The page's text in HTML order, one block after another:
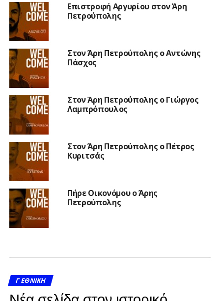
Επιστροφή Αργυρίου στον Άρη
Πετρούπολης
Στον Άρη Πετρούπολης ο Αντώνης
Πάσχος
Στον Άρη Πετρούπολης ο Γιώργος
Λαμπρόπουλος
Στον Άρη Πετρούπολης ο Πέτρος
Κυριτσάς
Πήρε Οικονόμου ο Άρης
Πετρούπολης
Γ ΕΘΝΙΚΉ